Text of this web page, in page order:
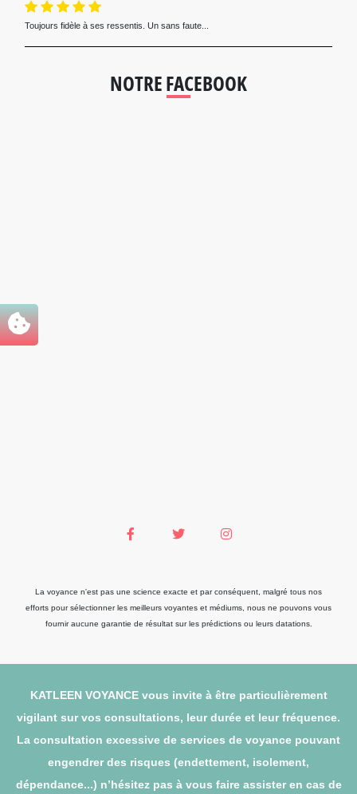
Toujours fidèle à ses ressentis. Un sans faute...
NOTRE FACEBOOK
La voyance n'est pas une science exacte et par conséquent, malgré tous nos
efforts pour sélectionner les meilleurs voyantes et médiums, nous ne pouvons vous
fournir aucune garantie de résultat sur les prédictions ou leurs datations.
KATLEEN VOYANCE vous invite à être particulièrement
vigilant sur vos consultations, leur durée et leur fréquence.
La consultation excessive de services de voyance pouvant
engendrer des risques (endettement, isolement,
dépendance...) n’hésitez pas à vous faire assister en cas de